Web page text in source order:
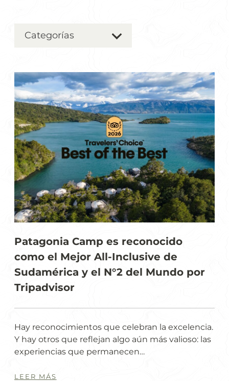
Categorías
Patagonia Camp es reconocido
como el Mejor All-Inclusive de
Sudamérica y el N°2 del Mundo por
Tripadvisor
Hay reconocimientos que celebran la excelencia.
Y hay otros que reflejan algo aún más valioso: las
experiencias que permanecen…
LEER MÁS